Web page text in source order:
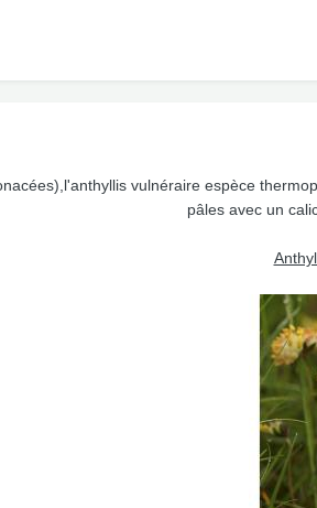
vulnéraire espèce
pâles avec un